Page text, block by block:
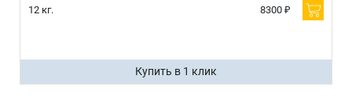
12 кг. 8300 ₽
Купить в 1 клик